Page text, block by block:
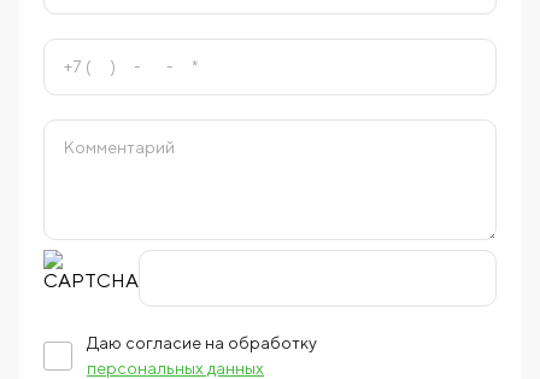
Даю согласие на обработку
персональных данных